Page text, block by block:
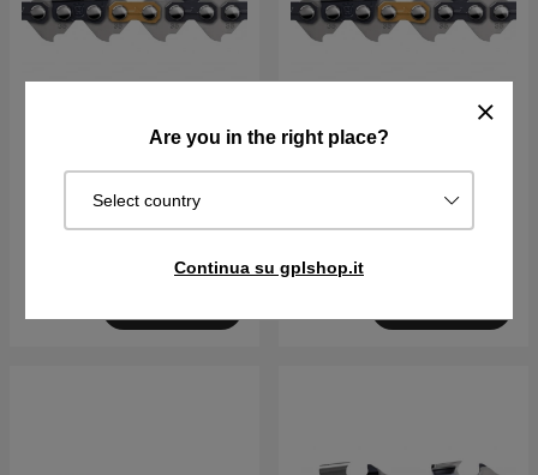
Are you in the right place?
Select country
Continua su gplshop.it
Catene X-CUT S35G .325"
1,5mm 18"/72DL
€26.29
€36.39
Disponibile in magazzino
Catene X-CUT S35G .325"
€31.89
€40.99
Disponibile in magazzino